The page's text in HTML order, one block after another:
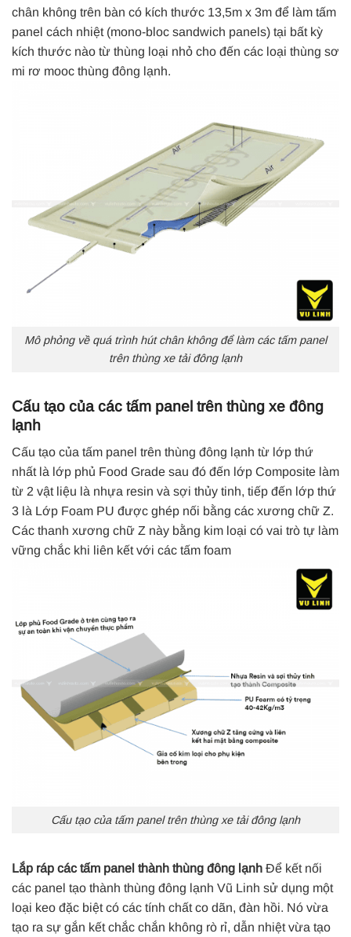
chân không trên bàn có kích thước 13,5m x 3m để làm tấm
panel cách nhiệt (mono-bloc sandwich panels) tại bất kỳ
kích thước nào từ thùng loại nhỏ cho đến các loại thùng sơ
mi rơ mooc thùng đông lạnh.
Mô phỏng về quá trình hút chân không để làm các tấm panel
trên thùng xe tải đông lạnh
Cấu tạo của các tấm panel trên thùng xe đông
lạnh
Cấu tạo của tấm panel trên thùng đông lạnh từ lớp thứ
nhất là lớp phủ Food Grade sau đó đến lớp Composite làm
từ 2 vật liệu là nhựa resin và sợi thủy tinh, tiếp đến lớp thứ
3 là Lớp Foam PU được ghép nối bằng các xương chữ Z.
Các thanh xương chữ Z này bằng kim loại có vai trò tự làm
vững chắc khi liên kết với các tấm foam
Cấu tạo của tấm panel trên thùng xe tải đông lạnh
Lắp ráp các tấm panel thành thùng đông lạnh Để kết nối
các panel tạo thành thùng đông lạnh Vũ Linh sử dụng một
loại keo đặc biệt có các tính chất co dãn, đàn hồi. Nó vừa
tạo ra sự gắn kết chắc chắn không rò rỉ, dẫn nhiệt vừa tạo